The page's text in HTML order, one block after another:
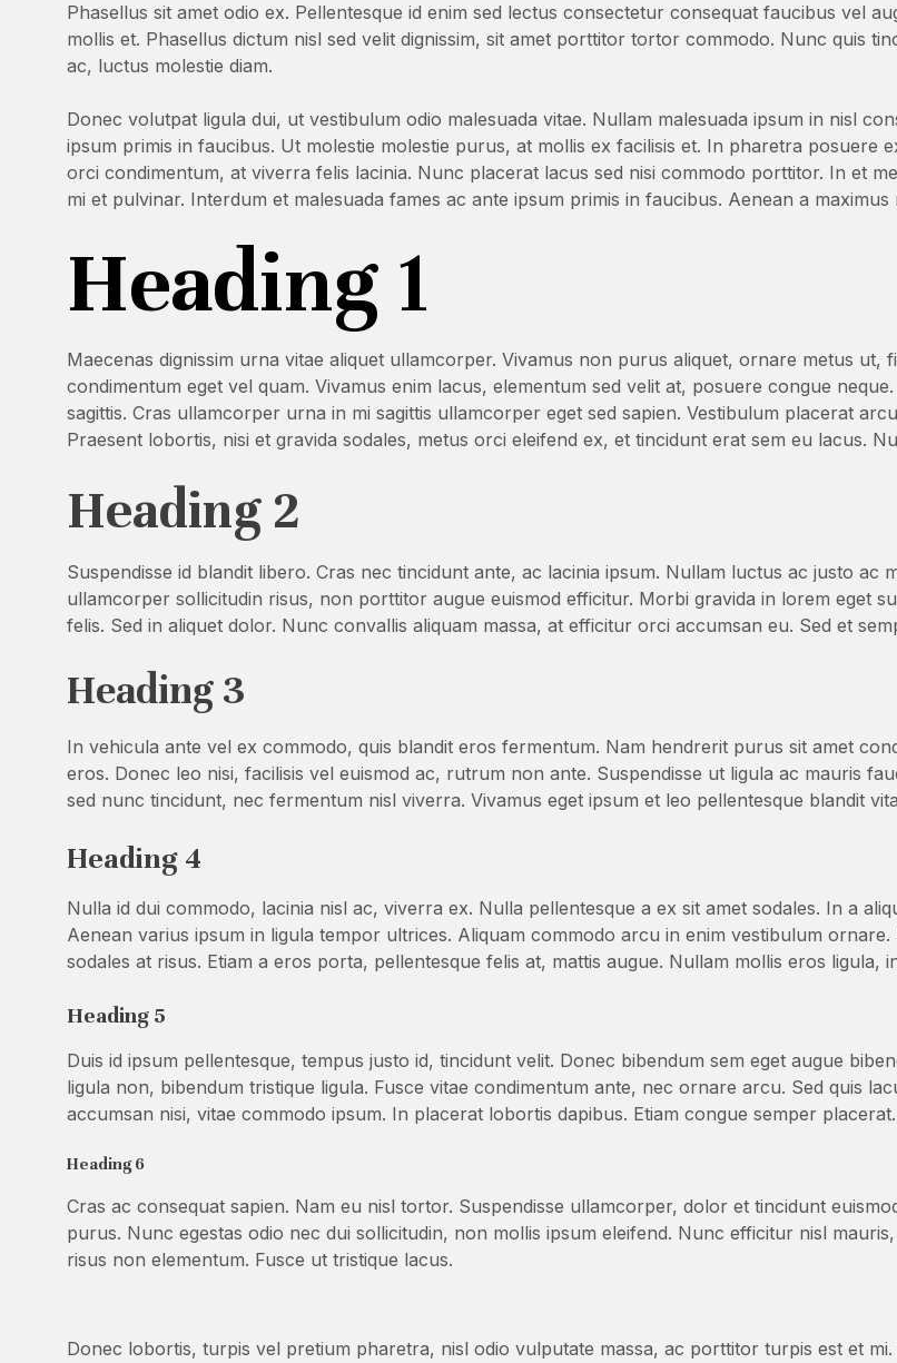
Phasellus sit amet odio ex. Pellentesque id enim sed lectus consectetur consequat faucibus vel
mollis et. Phasellus dictum nisl sed velit dignissim, sit amet porttitor tortor commodo. Nunc quis
ac, luctus molestie diam.
Donec volutpat ligula dui, ut vestibulum odio malesuada vitae. Nullam malesuada ipsum in nisl
ipsum primis in faucibus. Ut molestie molestie purus, at mollis ex facilisis et. In pharetra posuere
orci condimentum, at viverra felis lacinia. Nunc placerat lacus sed nisi commodo porttitor. In et
mi et pulvinar. Interdum et malesuada fames ac ante ipsum primis in faucibus. Aenean a
Heading 1
Maecenas dignissim urna vitae aliquet ullamcorper. Vivamus non purus aliquet, ornare metus ut,
condimentum eget vel quam. Vivamus enim lacus, elementum sed velit at, posuere congue
sagittis. Cras ullamcorper urna in mi sagittis ullamcorper eget sed sapien. Vestibulum placerat
Praesent lobortis, nisi et gravida sodales, metus orci eleifend ex, et tincidunt erat sem eu lacus.
Heading 2
Suspendisse id blandit libero. Cras nec tincidunt ante, ac lacinia ipsum. Nullam luctus ac justo ac
ullamcorper sollicitudin risus, non porttitor augue euismod efficitur. Morbi gravida in lorem eget
felis. Sed in aliquet dolor. Nunc convallis aliquam massa, at efficitur orci accumsan eu. Sed et
Heading 3
In vehicula ante vel ex commodo, quis blandit eros fermentum. Nam hendrerit purus sit amet
eros. Donec leo nisi, facilisis vel euismod ac, rutrum non ante. Suspendisse ut ligula ac mauris
sed nunc tincidunt, nec fermentum nisl viverra. Vivamus eget ipsum et leo pellentesque blandit
Heading 4
Nulla id dui commodo, lacinia nisl ac, viverra ex. Nulla pellentesque a ex sit amet sodales. In a
Aenean varius ipsum in ligula tempor ultrices. Aliquam commodo arcu in enim vestibulum
sodales at risus. Etiam a eros porta, pellentesque felis at, mattis augue. Nullam mollis eros ligula,
Heading 5
Duis id ipsum pellentesque, tempus justo id, tincidunt velit. Donec bibendum sem eget augue
ligula non, bibendum tristique ligula. Fusce vitae condimentum ante, nec ornare arcu. Sed quis
accumsan nisi, vitae commodo ipsum. In placerat lobortis dapibus. Etiam congue semper placerat.
Heading 6
Cras ac consequat sapien. Nam eu nisl tortor. Suspendisse ullamcorper, dolor et tincidunt
purus. Nunc egestas odio nec dui sollicitudin, non mollis ipsum eleifend. Nunc efficitur nisl
risus non elementum. Fusce ut tristique lacus.
Donec lobortis, turpis vel pretium pharetra, nisl odio vulputate massa, ac porttitor turpis est et